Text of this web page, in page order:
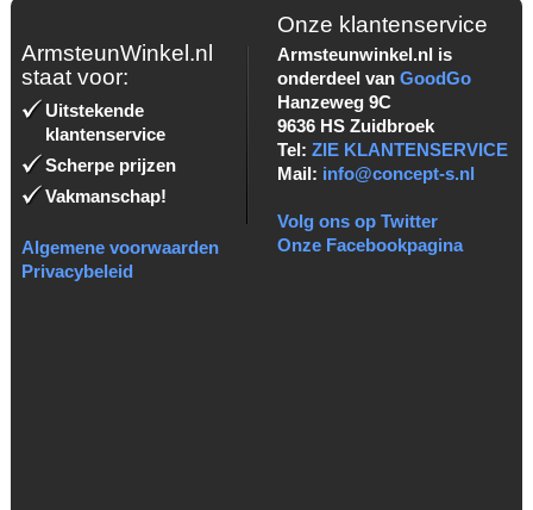
ArmsteunWinkel.nl
staat voor:
Uitstekende
klantenservice
Scherpe prijzen
Vakmanschap!
Algemene voorwaarden
Privacybeleid
Onze klantenservice
Armsteunwinkel.nl is
onderdeel van GoodGo
Hanzeweg 9C
9636 HS Zuidbroek
Tel: ZIE KLANTENSERVICE
Mail: info@concept-s.nl
Volg ons op Twitter
Onze Facebookpagina